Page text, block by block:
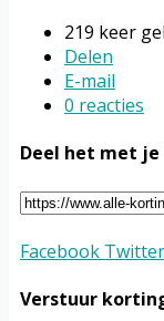
219 keer
Delen
E-mail
0 reacties
Deel het met je
Facebook Twitter
Verstuur